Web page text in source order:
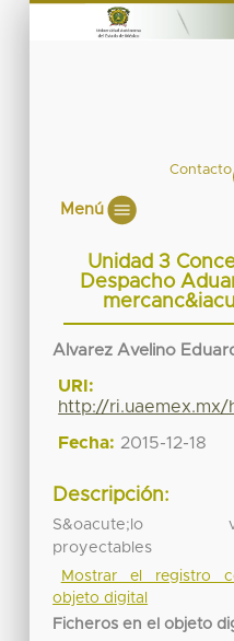
Contacto
Menú
Unidad 3
Despacho
Alvarez Avelino
URI:
http://ri.uaemex.mx/
Fecha: 2015-12-18
Descripción:
S&oacute;lo
proyectables
Mostrar el registro
objeto digital
Ficheros en el objeto